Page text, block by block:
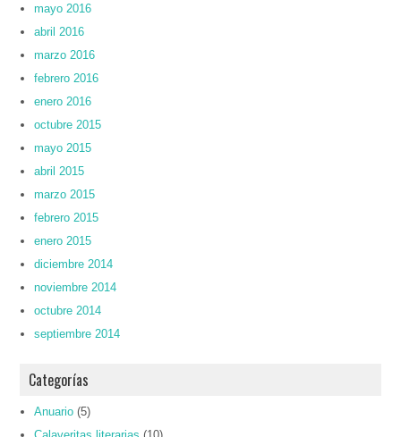
mayo 2016
abril 2016
marzo 2016
febrero 2016
enero 2016
octubre 2015
mayo 2015
abril 2015
marzo 2015
febrero 2015
enero 2015
diciembre 2014
noviembre 2014
octubre 2014
septiembre 2014
Categorías
Anuario (5)